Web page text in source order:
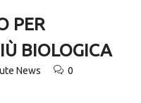
PER
BIOLOGICA
News 0